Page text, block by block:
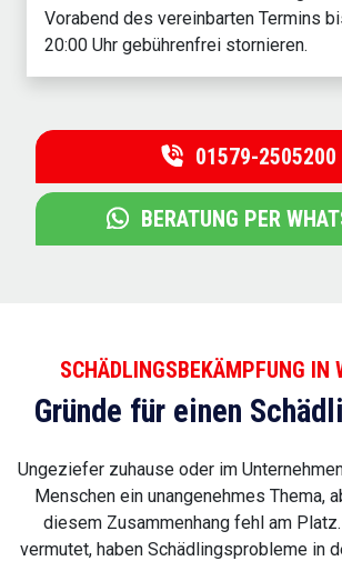
Vorabend des vereinbarten Termins
20:00 Uhr gebührenfrei stornieren.
01579-2505200
BERATUNG PER
SCHÄDLINGSBEKÄMPFUNG IN
Gründe für einen
Ungeziefer zuhause oder im
Menschen ein unangenehmes Thema,
diesem Zusammenhang fehl am
vermutet, haben Schädlingsprobleme in